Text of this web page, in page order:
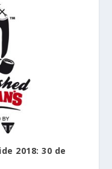
2018: 30 de